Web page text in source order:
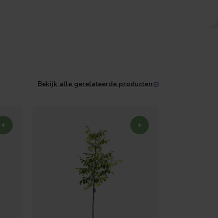
Bekijk alle gerelateerde producten